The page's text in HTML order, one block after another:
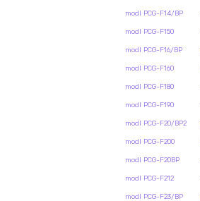
modl PCG-F14/BP
modl PCG-F150
modl PCG-F16/BP
modl PCG-F160
modl PCG-F180
modl PCG-F190
modl PCG-F20/BP2
modl PCG-F200
modl PCG-F20BP
modl PCG-F212
modl PCG-F23/BP